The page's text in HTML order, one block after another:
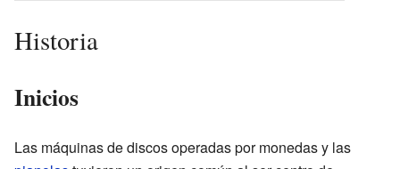
Historia
Inicios
Las máquinas de discos operadas por monedas y las